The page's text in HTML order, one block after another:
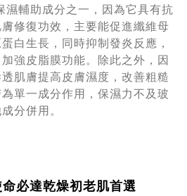
濕輔助成分之一，因為它具有抗
修復功效，主要能促進纖維母
白生長，同時抑制發炎反應，
強皮脂膜功能。除此之外，因
肌膚提高皮膚濕度，改善粗糙
單一成分作用，保濕力不及玻
分併用。
必達乾燥初老肌首選